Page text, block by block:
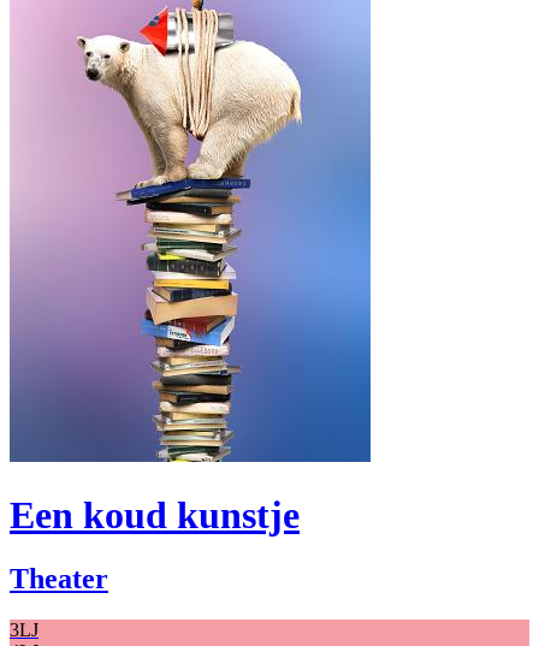
Een koud kunstje
Theater
3LJ